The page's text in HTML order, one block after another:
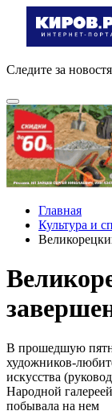
Следите за
Главная
Культура и
В прошедшую
художников-
искусства
Народной
побывала на нем